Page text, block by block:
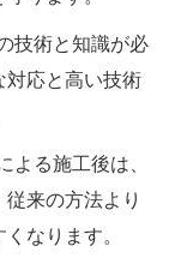
技術と知識が必
対応と高い技術
よる施工後は、
来の方法より
なります。